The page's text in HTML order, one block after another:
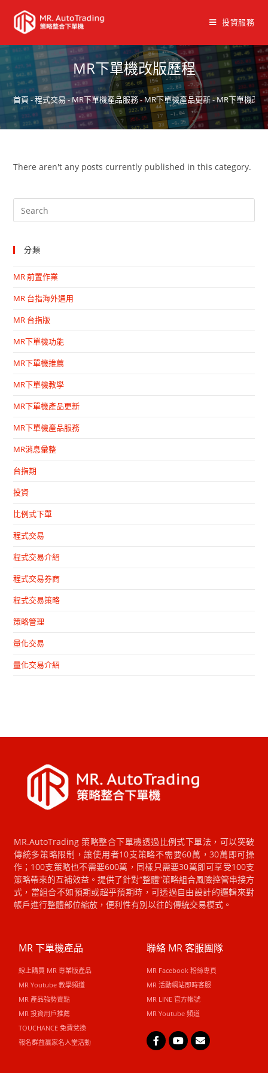
投資服務
MR下單機改版歷程
首頁-程式交易-MR下單機產品服務-MR下單機產品更新-MR下單機改
There aren't any posts currently published in this category.
分類
MR 前置作業
MR 台指海外通用
MR 台指版
MR下單機功能
MR下單機推薦
MR下單機教學
MR下單機產品更新
MR下單機產品服務
MR消息彙整
台指期
投資
比例式下單
程式交易
程式交易介紹
程式交易券商
程式交易策略
策略管理
量化交易
量化交易介紹
MR.AutoTrading 策略整合下單機透過比例式下單法，可以突破
傳統多策略限制，讓使用者10支策略不需要60萬，30萬即可操
作；100支策略也不需要600萬，同樣只需要30萬即可享受100支
策略帶來的互補效益。提供了針對“整體”策略組合風險控管串接方
式，當組合不如預期或超乎預期時，可透過自由設計的邏輯來對
帳戶進行整體部位縮放，便利性有別以往的傳統交易模式。
MR 下單機產品
線上購買 MR 專業版產品
MR Youtube 教學頻道
MR 產品強勢賣點
MR 投資用戶推薦
TOUCHANCE 免費兌換
報名群益贏家名人堂活動
聯絡 MR 客服團隊
MR Facebook 粉絲專頁
MR 活動網站即時客服
MR LINE 官方帳號
MR Youtube 頻道